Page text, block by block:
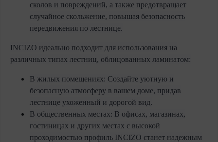
сколов и повреждений, а также предотвращает
случайное скольжение, повышая безопасность
передвижения по лестнице.
INCIZO идеально подходит для использования на
различных типах лестниц, облицованных ламинатом:
В жилых помещениях: Создайте уютную и
безопасную атмосферу в вашем доме, придав
лестнице ухоженный и дорогой вид.
В общественных местах: В офисах, магазинах,
гостиницах и других местах с высокой
проходимостью профиль INCIZO станет надежным